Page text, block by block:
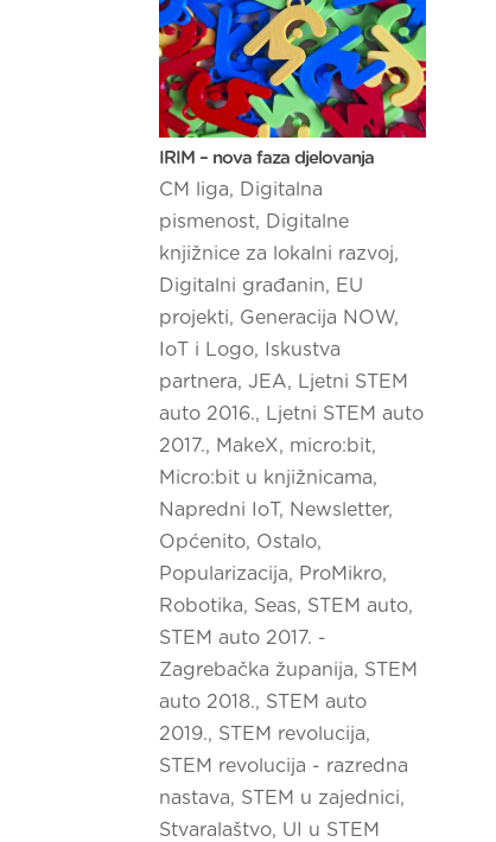
IRIM – nova faza djelovanja
CM liga, Digitalna
pismenost, Digitalne
knjižnice za lokalni razvoj,
Digitalni građanin, EU
projekti, Generacija NOW,
IoT i Logo,
Iskustva
partnera,JEA, Ljetni STEM
auto 2016., Ljetni STEM auto
2017., MakeX, micro:bit,
Micro:bit u knjižnicama,
Napredni IoT, Newsletter,
Općenito, Ostalo,
Popularizacija, ProMikro,
Robotika, Seas, STEM auto,
STEM auto 2017. -
Zagrebačka županija, STEM
auto 2018., STEM auto
2019., STEM revolucija,
STEM revolucija - razredna
nastava, STEM u zajednici,
Stvaralaštvo, UI u STEM